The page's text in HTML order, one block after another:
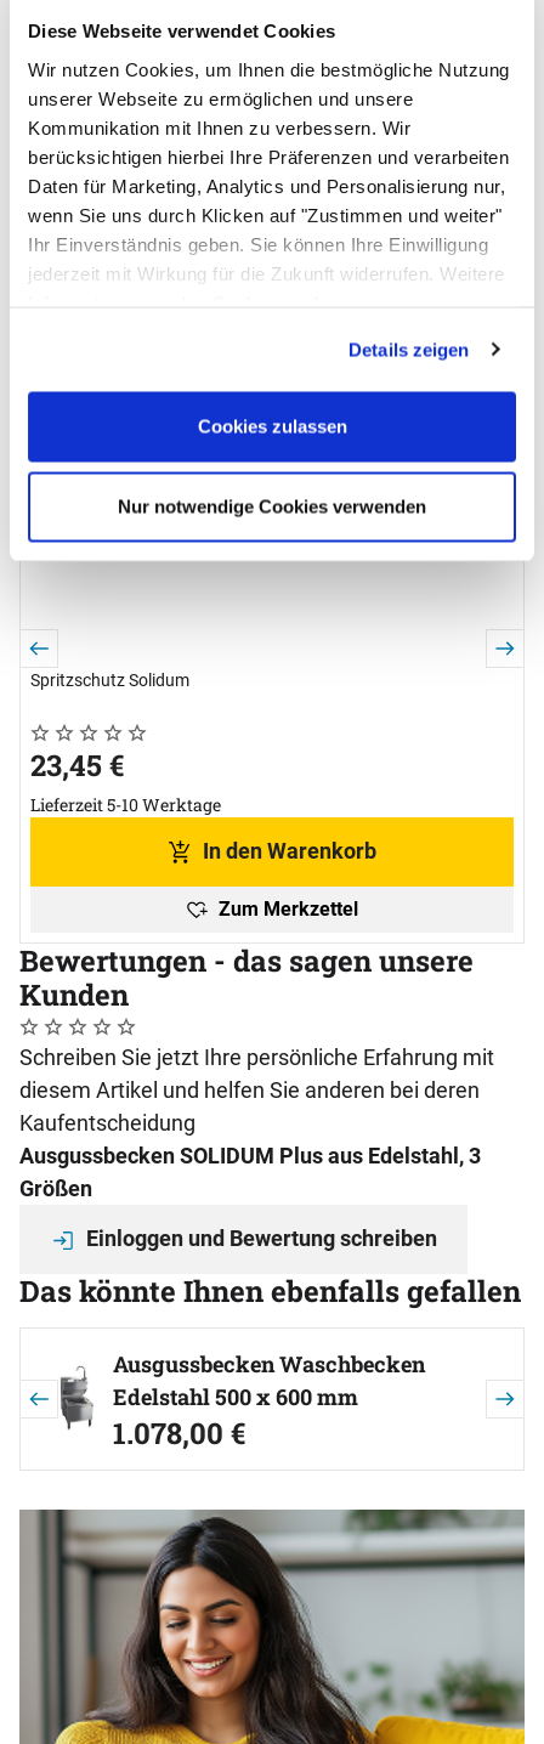
Diese Webseite verwendet Cookies
Wir nutzen Cookies, um Ihnen die bestmögliche Nutzung
unserer Webseite zu ermöglichen und unsere
Kommunikation mit Ihnen zu verbessern. Wir
berücksichtigen hierbei Ihre Präferenzen und verarbeiten
Daten für Marketing, Analytics und Personalisierung nur,
wenn Sie uns durch Klicken auf "Zustimmen und weiter"
Ihr Einverständnis geben. Sie können Ihre Einwilligung
jederzeit mit Wirkung für die Zukunft widerrufen. Weitere
Details zeigen
Cookies zulassen
Nur notwendige Cookies verwenden
Komplettset inkl. Überlauf, Montagematerial
Armaturenbank
70 mm Breite
Einsatzbereich
Werkstatt, Labor, Hygienebereich, Industrie
Spritzschutz Solidum
Noch keine Bewertungen abgegeben
0 Bewertungen
23,45€
Lieferzeit 5-10 Werktage
In den Warenkorb
Zum Merkzettel
Bewertungen - das sagen unsere
Kunden
Noch keine Bewertungen abgegeben
0 Bewertungen
Schreiben Sie jetzt Ihre persönliche Erfahrung mit
diesem Artikel und helfen Sie anderen bei deren
Kaufentscheidung
Ausgussbecken SOLIDUM Plus aus Edelstahl, 3
Größen
Einloggen und Bewertung schreiben
Das könnte Ihnen ebenfalls gefallen
Artikel überspringen
Ausgussbecken Waschbecken
Edelstahl 500 x 600 mm
1.078,00 €